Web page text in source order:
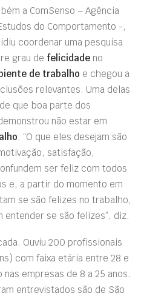
a ComSenso – Agência
do Comportamento -,
coordenar uma pesquisa
grau de felicidade no
de trabalho e chegou a
relevantes. Uma delas
que boa parte dos
não estar em
. “O que eles desejam são
satisfação,
ser feliz com todos
e, a partir do momento em
se são felizes no trabalho,
se são felizes”, diz.
Ouviu 200 profissionais
com faixa etária entre 28 e
empresas de 8 a 25 anos.
entrevistados são de São